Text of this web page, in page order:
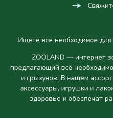
Ищете все необходимое
ZOOLAND — интернет
предлагающий всё
и грызунов. В нашем
аксессуары, игрушки и
здоровье и обеспечат